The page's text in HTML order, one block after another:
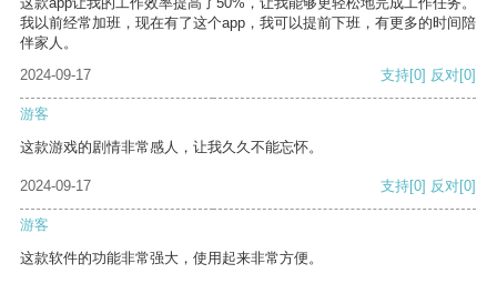
我以前经常加班，现在有了这个app，我可以提前下班，有更多的时间陪
伴家人。
2024-09-17
支持[0] 反对[0]
游客
这款游戏的剧情非常感人，让我久久不能忘怀。
2024-09-17 支持[0] 反对[0]
游客
这款软件的功能非常强大，使用起来非常方便。